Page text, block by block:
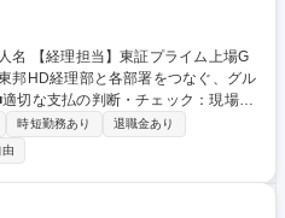
規定や仕訳の観点から適正かを確認
）のハブ・調整業務：不備がある際
理ルールの指導を行います。 ■東邦
き継ぎや、法改正に伴う新ルールの
ます。 募集職種 【経理
時短勤務あり
退職金あり